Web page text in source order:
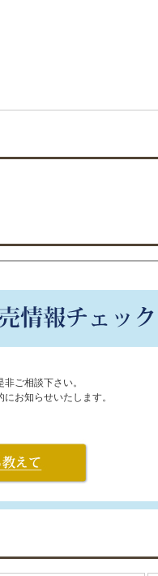
ご相談下さい。
お知らせいたします。